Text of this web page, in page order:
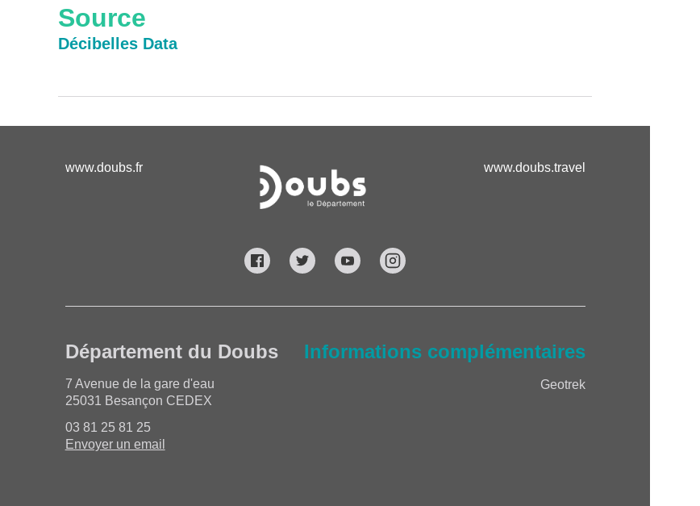
Source
Décibelles Data
www.doubs.fr www.doubs.travel
Département du Doubs
7 Avenue de la gare d'eau
25031 Besançon CEDEX
03 81 25 81 25
Envoyer un email
Informations complémentaires
Geotrek